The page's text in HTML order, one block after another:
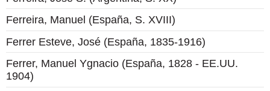
Ferreira, Manuel (España, S. XVIII)
Ferrer Esteve, José (España, 1835-1916)
Ferrer, Manuel Ygnacio (España, 1828 - EE.UU.
1904)